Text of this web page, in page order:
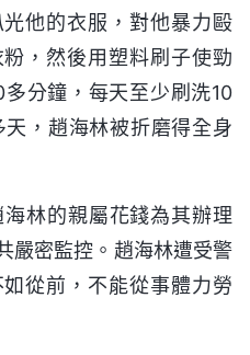
他的衣服，對他暴力毆
，然後用塑料刷子使勁
分鐘，每天至少刷洗10
，趙海林被折磨得全身
林的親屬花錢為其辦理
嚴密監控。趙海林遭受警
從前，不能從事體力勞